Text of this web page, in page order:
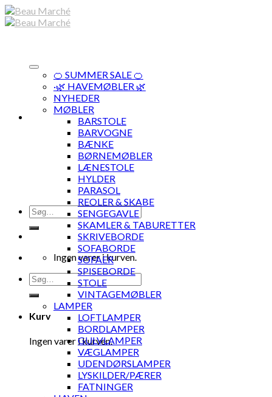
Skip
to
Søg
efter:
Ingen varer i kurven.
Søg
efter:
Kurv
Ingen varer i kurven.
🍊 SUMMER SALE 🍊
·🌿 HAVEMØBLER 🌿
NYHEDER
MØBLER
BARSTOLE
BARVOGNE
BÆNKE
BØRNEMØBLER
LÆNESTOLE
HYLDER
PARASOL
REOLER & SKABE
SENGEGAVLE
SKAMLER & TABURETTER
SKRIVEBORDE
SOFABORDE
SOFAER
SPISEBORDE
STOLE
VINTAGEMØBLER
LAMPER
LOFTLAMPER
BORDLAMPER
GULVLAMPER
VÆGLAMPER
UDENDØRSLAMPER
LYSKILDER/PÆRER
FATNINGER